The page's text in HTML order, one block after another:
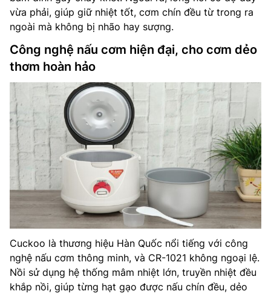
vừa phải, giúp giữ nhiệt tốt, cơm chín đều từ trong ra
ngoài mà không bị nhão hay sượng.
Công nghệ nấu cơm hiện đại, cho cơm dẻo
thơm hoàn hảo
Cuckoo là thương hiệu Hàn Quốc nổi tiếng với công
nghệ nấu cơm thông minh, và CR-1021 không ngoại lệ.
Nồi sử dụng hệ thống mâm nhiệt lớn, truyền nhiệt đều
khắp nồi, giúp từng hạt gạo được nấu chín đều, dẻo